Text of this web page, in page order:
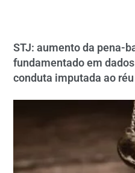
STJ: aumento da pena-
fundamentado em
conduta imputada ao réu